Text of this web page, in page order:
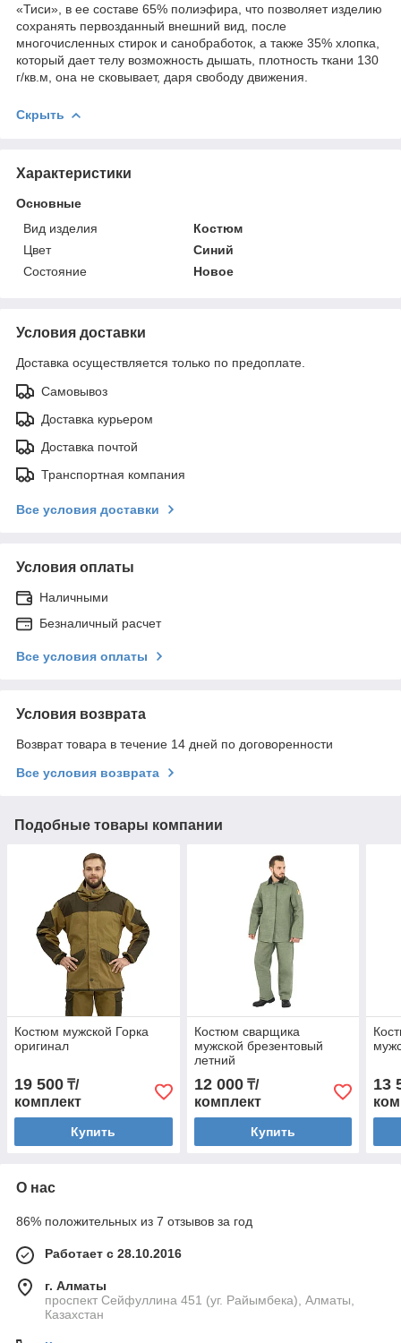
«Тиси», в ее составе 65% полиэфира, что позволяет изделию
сохранять первозданный внешний вид, после
многочисленных стирок и санобработок, а также 35% хлопка,
который дает телу возможность дышать, плотность ткани 130
г/кв.м, она не сковывает, даря свободу движения.
Скрыть
Характеристики
Основные
Вид изделия
Костюм
Цвет
Синий
Состояние
Новое
Условия доставки
Доставка осуществляется только по предоплате.
Самовывоз
Доставка курьером
Доставка почтой
Транспортная компания
Все условия доставки
Условия оплаты
Наличными
Безналичный расчет
Все условия оплаты
Условия возврата
Возврат товара в течение 14 дней по договоренности
Все условия возврата
Подобные товары компании
Костюм мужской Горка
оригинал
19 500 ₸/
комплект
Купить
Костюм сварщика
мужской брезентовый
летний
12 000₸/
комплект
Купить
13
О нас
86% положительных из 7 отзывов за год
Работает с 28.10.2016
г. Алматы
проспект Сейфуллина 451 (уг. Райымбека), Алматы,
Казахстан